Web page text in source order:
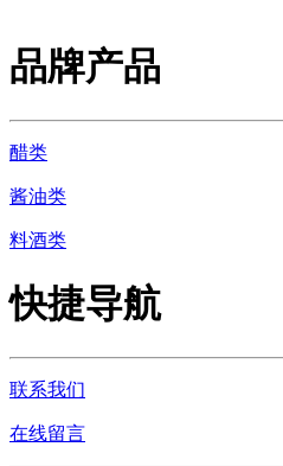
品牌产品
醋类
酱油类
料酒类
快捷导航
联系我们
在线留言